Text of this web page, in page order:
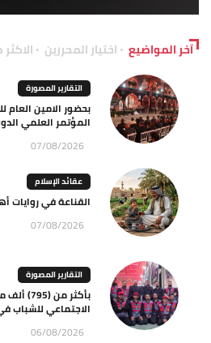
آخر المواضيع اختيار المحررين
التقارير المصورة
بحضور الامين العام
المؤتمر العلمي
07/08/2026
عقائد الإسلام
القناعة في روايات
07/08/2026
التقارير المصورة
بأكثر
الاجتماعي للشباب
06/08/2026